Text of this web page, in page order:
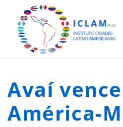
Avaí
América-